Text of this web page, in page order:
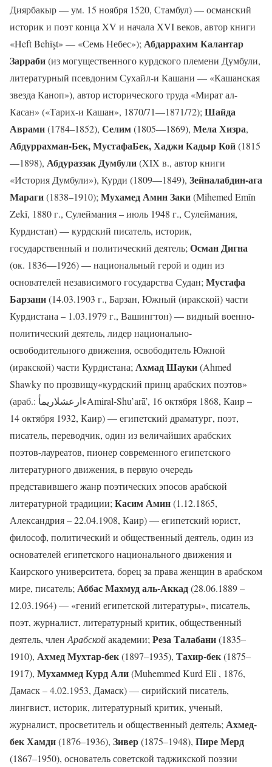
Диярбакыр — ум. 15 ноября 1520, Стамбул) — османский
историк и поэт конца XV и начала XVI веков, автор книги
«Heft Behîşt» — «Семь Небес»); Абдаррахим Калантар
Зарраби(из могущественного курдского племени Думбули,
литературный псевдоним Сухайл-и Кашани — «Кашанская
звезда Каноп»), автор исторического труда «Мират ал-
Касан» («Тарих-и Кашан», 1870/71—1871/72); Шайда
Аврами(1784–1852), Селим(1805—1869), Мела Хизра,
Абдуррахман-Бек, МустафаБек, Хаджи Кадыр Кой(1815
—1898), Абдураззак Думбули(XIX в., автор книги
«История Думбули»), Курди (1809—1849), Зейналабдин-ага
Мараги(1838–1910); Мухамед Амин Заки(Mihemed Emîn
Zekî, 1880 г., Сулеймания – июль 1948 г., Сулеймания,
Курдистан) — курдский писатель, историк,
государственный и политический деятель; Осман Дигна
(ок. 1836—1926) — национальный герой и один из
основателей независимого государства Судан; Мустафа
Барзани(14.03.1903 г., Барзан, Южный (иракской) части
Курдистана – 1.03.1979 г., Вашингтон) — видный военно-
политический деятель, лидер национально-
освободительного движения, освободитель Южной
(иракской) части Курдистана; Ахмад Шауки(Ahmed
Shawky по прозвищу«курдский принц арабских поэтов»
(араб.: ءارعشلاريمأAmiral-Shu’arā’, 16 октября 1868, Каир –
14 октября 1932, Каир) — египетский драматург, поэт,
писатель, переводчик, один из величайших арабских
поэтов-лауреатов, пионер современного египетского
литературного движения, в первую очередь
представившего жанр поэтических эпосов арабской
литературной традиции; Касим Амин(1.12.1865,
Александрия – 22.04.1908, Каир) — египетский юрист,
философ, политический и общественный деятель, один из
основателей египетского национального движения и
Каирского университета, борец за права женщин в арабском
мире, писатель; Аббас Махмуд аль-Аккад(28.06.1889 –
12.03.1964) — «гений египетской литературы», писатель,
поэт, журналист, литературный критик, общественный
деятель, член Арабскойакадемии; Реза Талабани(1835–
1910), Ахмед Мухтар-бек(1897–1935), Тахир-бек(1875–
1917), Мухаммед Курд Али(Muhemmed Kurd Elî , 1876,
Дамаск – 4.02.1953, Дамаск) — сирийский писатель,
лингвист, историк, литературный критик, ученый,
журналист, просветитель и общественный деятель; Ахмед-
бек Хамди(1876–1936), Зивер(1875–1948), Пире Мерд
(1867–1950), основатель советской таджикской поэзии